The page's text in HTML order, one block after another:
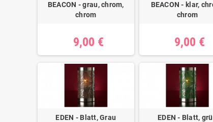
BEACON - grau, chrom,
chrom
9,00 €
BEACON - klar,
chrom
9,00 €
EDEN - Blatt, Grau EDEN - Blatt,